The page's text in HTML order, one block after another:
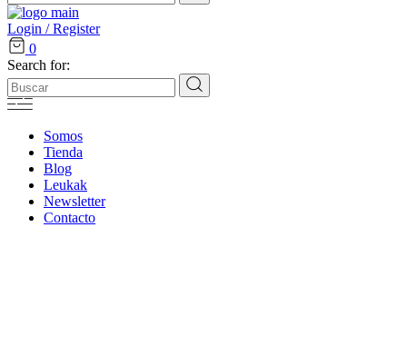
Login / Register
0
Search for:
Somos
Tienda
Blog
Leukak
Newsletter
Contacto